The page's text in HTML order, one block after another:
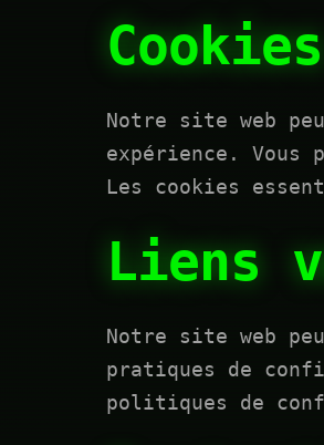
Cookies
Notre site web
expérience. Vous
Les cookies
Liens
Notre site web
pratiques de
politiques de